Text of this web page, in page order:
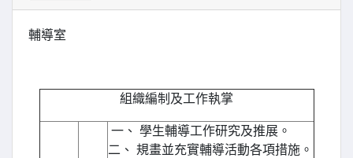
輔導室
組織編制及工作執掌
一、 學生輔導工作研究及推展。
二、 規畫並充實輔導活動各項措施。